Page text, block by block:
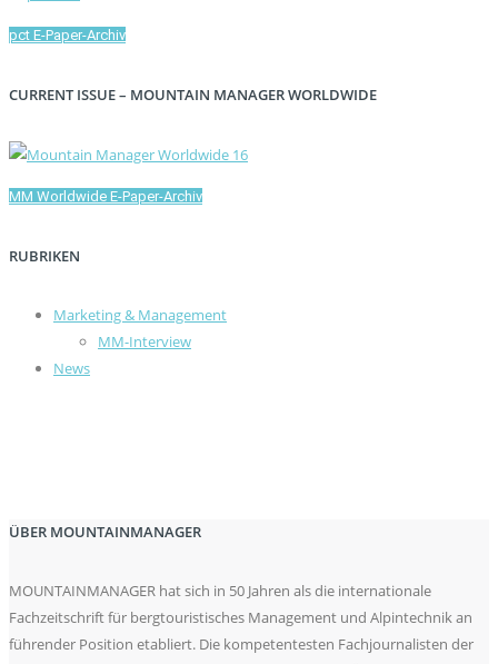
pct E-Paper-Archiv
CURRENT ISSUE – MOUNTAIN MANAGER WORLDWIDE
MM Worldwide E-Paper-Archiv
RUBRIKEN
Marketing & Management
MM-Interview
News
ÜBER MOUNTAINMANAGER
MOUNTAINMANAGER hat sich in 50 Jahren als die internationale
Fachzeitschrift für bergtouristisches Management und Alpintechnik an
führender Position etabliert. Die kompetentesten Fachjournalisten der